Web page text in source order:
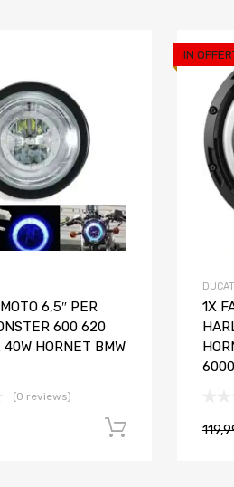
Aggiungi ai
Aggiungi al
6,5″ PER
600 620
HORNET BMW
(0 reviews)
Aggiungi
IN
DUCATI
1X